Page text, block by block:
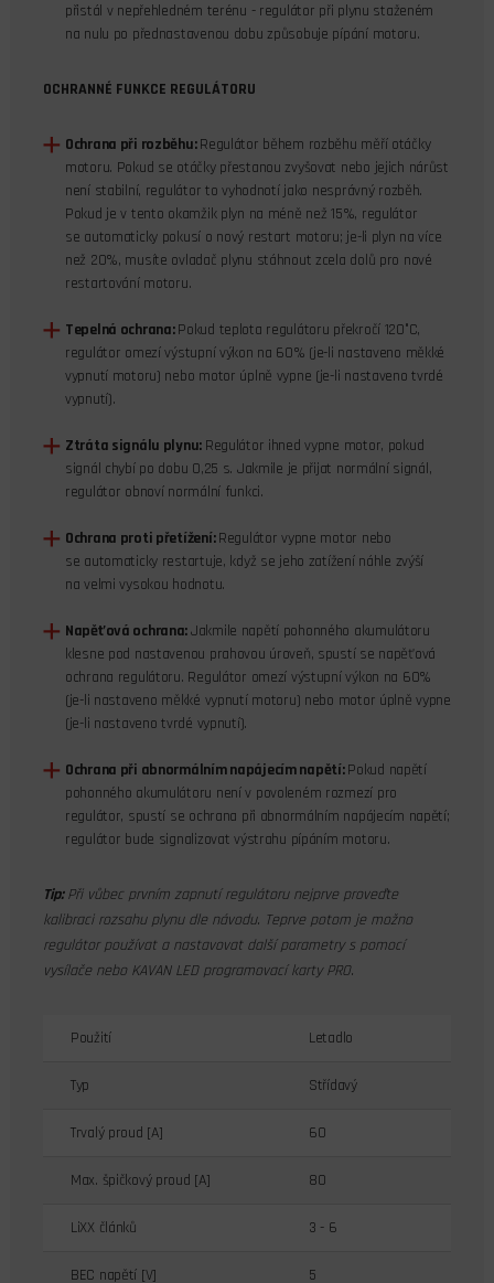
přistál v nepřehledném terénu - regulátor při plynu staženém
na nulu po přednastavenou dobu způsobuje pípání motoru.
OCHRANNÉ FUNKCE REGULÁTORU
Ochrana při rozběhu:Regulátor během rozběhu měří otáčky
motoru. Pokud se otáčky přestanou zvyšovat nebo jejich nárůst
není stabilní, regulátor to vyhodnotí jako nesprávný rozběh.
Pokud je v tento okamžik plyn na méně než 15%, regulátor
se automaticky pokusí o nový restart motoru; je-li plyn na více
než 20%, musíte ovladač plynu stáhnout zcela dolů pro nové
restartování motoru.
Tepelná ochrana:Pokud teplota regulátoru překročí 120°C,
regulátor omezí výstupní výkon na 60% (je-li nastaveno měkké
vypnutí motoru) nebo motor úplně vypne (je-li nastaveno tvrdé
vypnutí).
Ztráta signálu plynu: Regulátor ihned vypne motor, pokud
signál chybí po dobu 0,25 s. Jakmile je přijat normální signál,
regulátor obnoví normální funkci.
Ochrana proti přetížení:Regulátor vypne motor nebo
se automaticky restartuje, když se jeho zatížení náhle zvýší
na velmi vysokou hodnotu.
Napěťová ochrana:Jakmile napětí pohonného akumulátoru
klesne pod nastavenou prahovou úroveň, spustí se napěťová
ochrana regulátoru. Regulátor omezí výstupní výkon na 60%
(je-li nastaveno měkké vypnutí motoru) nebo motor úplně vypne
(je-li nastaveno tvrdé vypnutí).
Ochrana při abnormálním napájecím napětí:Pokud napětí
pohonného akumulátoru není v povoleném rozmezí pro
regulátor, spustí se ochrana při abnormálním napájecím napětí;
regulátor bude signalizovat výstrahu pípáním motoru.
Tip:Při vůbec prvním zapnutí regulátoru nejprve proveďte
kalibraci rozsahu plynu dle návodu. Teprve potom je možno
regulátor používat a nastavovat další parametry s pomocí
vysílače nebo KAVAN LED programovací karty PRO.
Použití Letadlo
Typ Střídavý
Trvalý proud [A] 60
Max. špičkový proud [A] 80
LiXX článků 3 - 6
BEC napětí [V] 5